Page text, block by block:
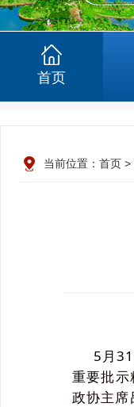
首页
当前位置： 首页 >
5月
重要批示
政协主席